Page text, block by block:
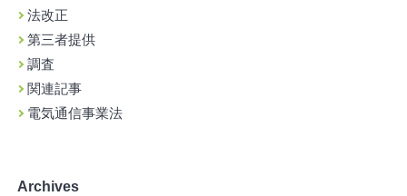
法改正
第三者提供
調査
関連記事
電気通信事業法
Archives